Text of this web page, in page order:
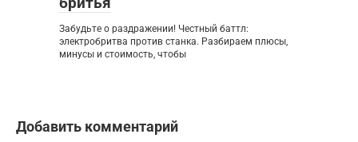
Забудьте о раздражении! Честный баттл:
электробритва против станка. Разбираем плюсы,
минусы и стоимость, чтобы
Добавить комментарий